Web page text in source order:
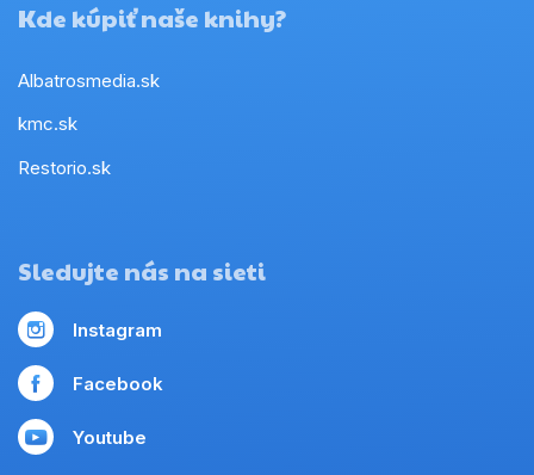
Kde kúpiť naše knihy?
Albatrosmedia.sk
kmc.sk
Restorio.sk
Sledujte nás na sieti
Instagram
Facebook
Youtube